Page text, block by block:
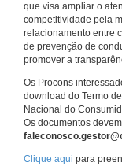
que visa ampliar o
competitividade pela
relacionamento entre
de prevenção de
promover a
Os Procons
download do Termo
Nacional do
Os documentos
Clique aqui para